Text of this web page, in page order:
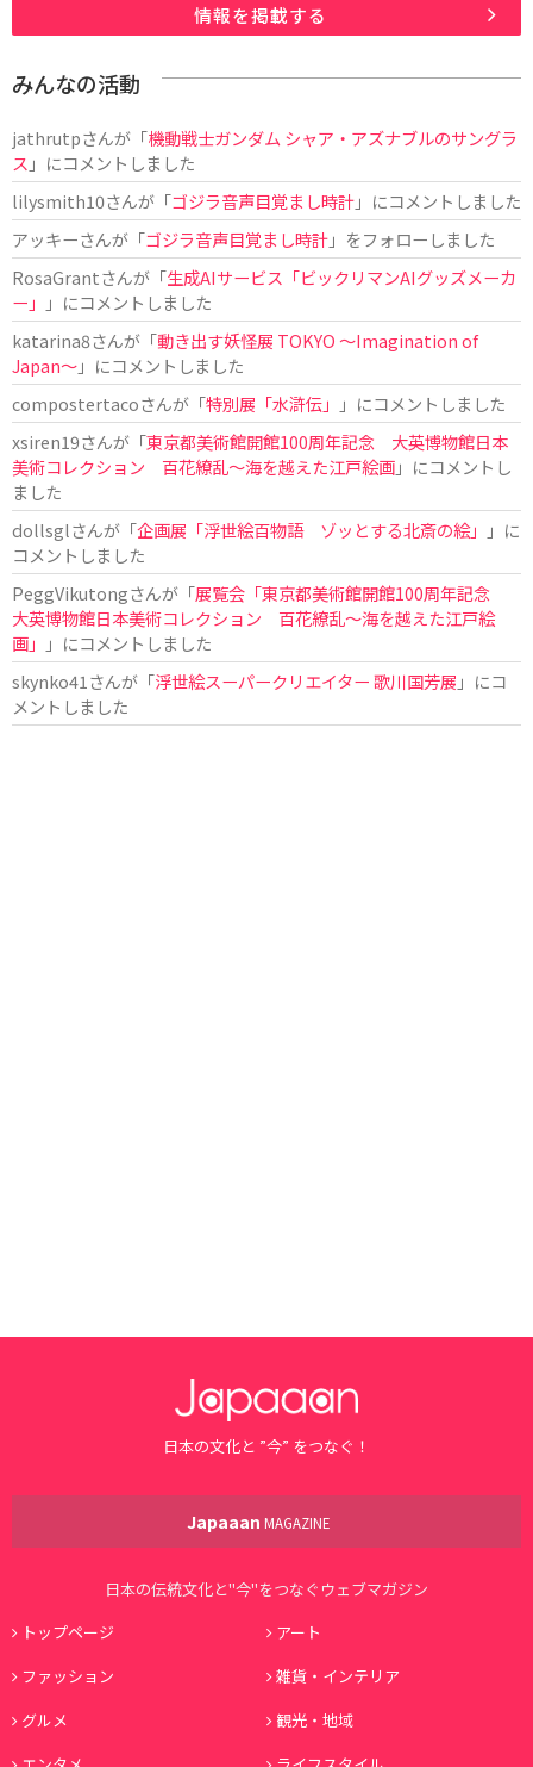
情報を掲載する
みんなの活動
jathrutpさんが「機動戦士ガンダム シャア・アズナブルのサングラ
ス 」にコメントしました
lilysmith10さんが「ゴジラ音声目覚まし時計」にコメントしました
アッキーさんが「ゴジラ音声目覚まし時計」をフォローしました
RosaGrantさんが「生成AIサービス「ビックリマンAIグッズメーカ
ー」
」にコメントしました
katarina8さんが「動き出す妖怪展 TOKYO 〜Imagination of
Japan〜」にコメントしました
compostertacoさんが「特別展「水滸伝」
」にコメントしました
xsiren19さんが「東京都美術館開館100周年記念 大英博物館日本
美術コレクション 百花繚乱～海を越えた江戸絵画」にコメントし
ました
dollsglさんが「企画展「浮世絵百物語 ゾッとする北斎の絵」
」に
コメントしました
PeggVikutongさんが「展覧会「東京都美術館開館100周年記念
大英博物館日本美術コレクション 百花繚乱〜海を越えた江戸絵
画」
」にコメントしました
skynko41 さんが「浮世絵スーパークリエイター 歌川国芳展 」にコ
メントしました
日本の文化と ”今” をつなぐ！
Japaaan MAGAZINE
日本の伝統文化と"今"をつなぐウェブマガジン
トップページ
アート
ファッション
雑貨・インテリア
グルメ
観光・地域